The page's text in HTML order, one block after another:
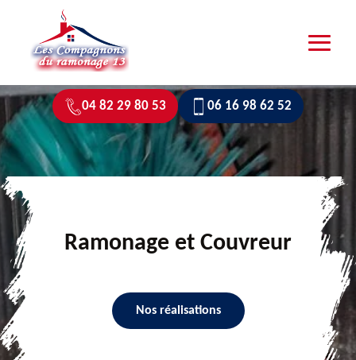
04 82 29 80 53 06 16 98 62 52
Ramonage et Couvreur
Nos réalisations